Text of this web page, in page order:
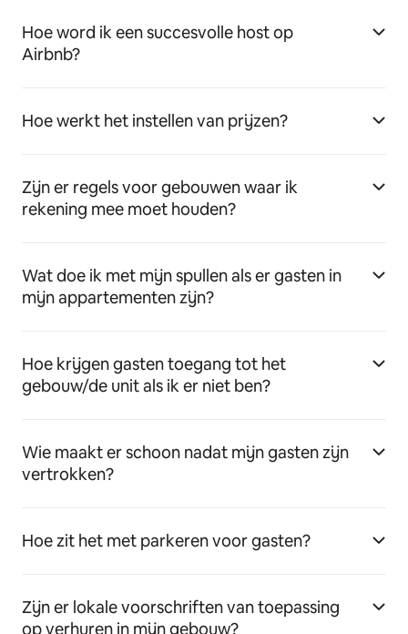
Hoe word ik een succesvolle host op
Airbnb?
Hoe werkt het instellen van prijzen?
Zijn er regels voor gebouwen waar ik
rekening mee moet houden?
Wat doe ik met mijn spullen als er gasten in
mijn appartementen zijn?
Hoe krijgen gasten toegang tot het
gebouw/de unit als ik er niet ben?
Wie maakt er schoon nadat mijn gasten zijn
vertrokken?
Hoe zit het met parkeren voor gasten?
Zijn er lokale voorschriften van toepassing
op verhuren in mijn gebouw?